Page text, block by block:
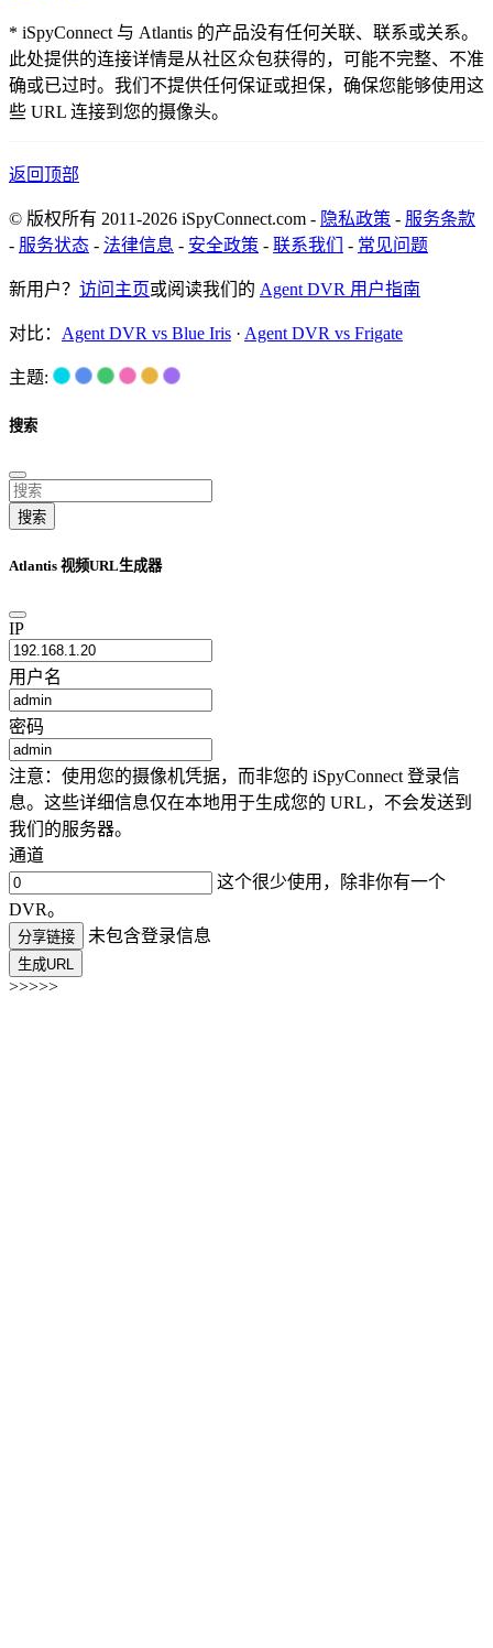
* iSpyConnect 与 Atlantis 的产品没有任何关联、联系或关系。
此处提供的连接详情是从社区众包获得的，可能不完整、不准
确或已过时。我们不提供任何保证或担保，确保您能够使用这
些 URL 连接到您的摄像头。
返回顶部
© 版权所有 2011-2026 iSpyConnect.com - 隐私政策 - 服务条款
- 服务状态 - 法律信息 - 安全政策 - 联系我们 - 常见问题
新用户？ 访问主页或阅读我们的 Agent DVR 用户指南
对比： Agent DVR vs Blue Iris · Agent DVR vs Frigate
主题:
搜索
搜索
Atlantis 视频URL生成器
IP
用户名
密码
注意：使用您的摄像机凭据，而非您的 iSpyConnect 登录信
息。这些详细信息仅在本地用于生成您的 URL，不会发送到
我们的服务器。
通道
这个很少使用，除非你有一个
DVR。
分享链接 未包含登录信息
生成URL
>>>>>